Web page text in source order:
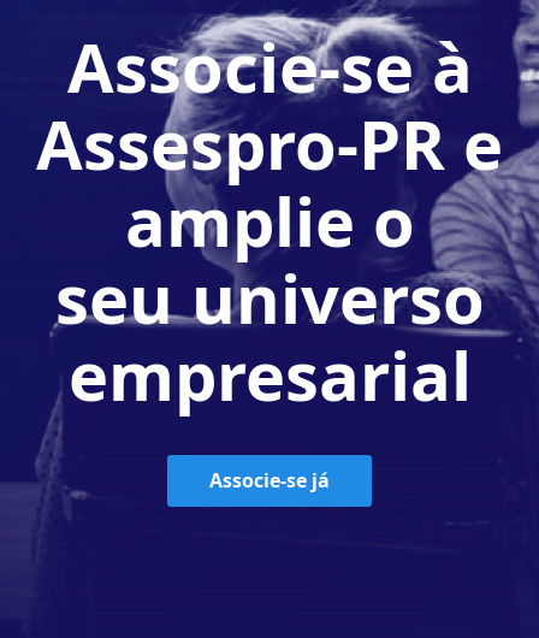
Associe-se à
Assespro-PR e
amplie o
seu universo
empresarial
Associe-se já